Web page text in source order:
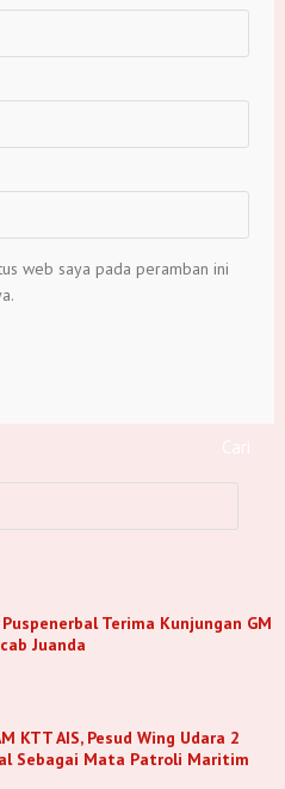
web saya pada peramban ini
Terima Kunjungan GM
Juanda
KTT AIS, Pesud Wing Udara 2
Sebagai Mata Patroli Maritim